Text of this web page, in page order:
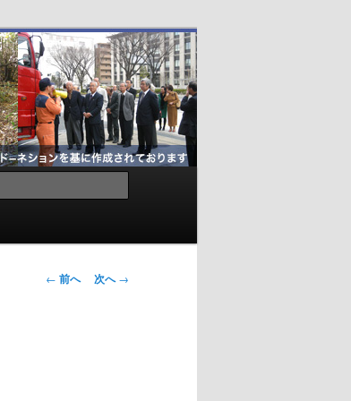
投
← 前へ 次へ→